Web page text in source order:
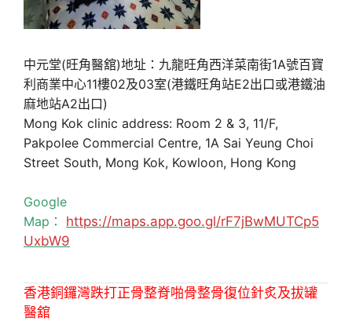
中元堂(旺角醫舘)地址：九龍旺角西洋菜南街1A號百寶
利商業中心11樓02及03室(港鐵旺角站E2出口或港鐵油
麻地站A2出口)
Mong Kok clinic address: Room 2 & 3, 11/F,
Pakpolee Commercial Centre, 1A Sai Yeung Choi
Street South, Mong Kok, Kowloon, Hong Kong
Google
Map： https://maps.app.goo.gl/rF7jBwMUTCp5
UxbW9
香港銅鑼灣跌打正骨整脊啪骨整骨復位針炙及拔罐
醫舘